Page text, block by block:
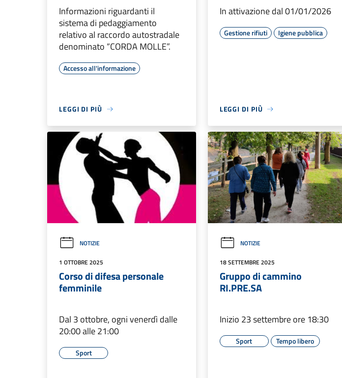
Informazioni riguardanti il
sistema di pedaggiamento
relativo al raccordo autostradale
denominato “CORDA MOLLE”.
Accesso all'informazione
LEGGI DI PIÙ
In attivazione dal 01/01/2026
Gestione rifiuti Igiene pubblica
LEGGI DI PIÙ
NOTIZIE
1 OTTOBRE 2025
Corso di difesa personale
femminile
Dal 3 ottobre, ogni venerdì dalle
20:00 alle 21:00
Sport
NOTIZIE
18 SETTEMBRE 2025
Gruppo di cammino
RI.PRE.SA
Inizio 23 settembre ore 18:30
Sport Tempo libero